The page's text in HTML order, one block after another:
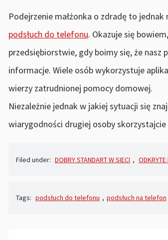
Podejrzenie małżonka o zdradę to
podsłuch do telefonu. Okazuje się
przedsiębiorstwie, gdy boimy się, że
informacje. Wiele osób wykorzystuje
wierzy zatrudnionej pomocy domowej.
Niezależnie jednak w jakiej sytuacji się
wiarygodności drugiej osoby skorzystajcie
Filed under: DOBRY STANDART W SIECI ,
Tags: podsłuch do telefonu , podsłuch na telefon